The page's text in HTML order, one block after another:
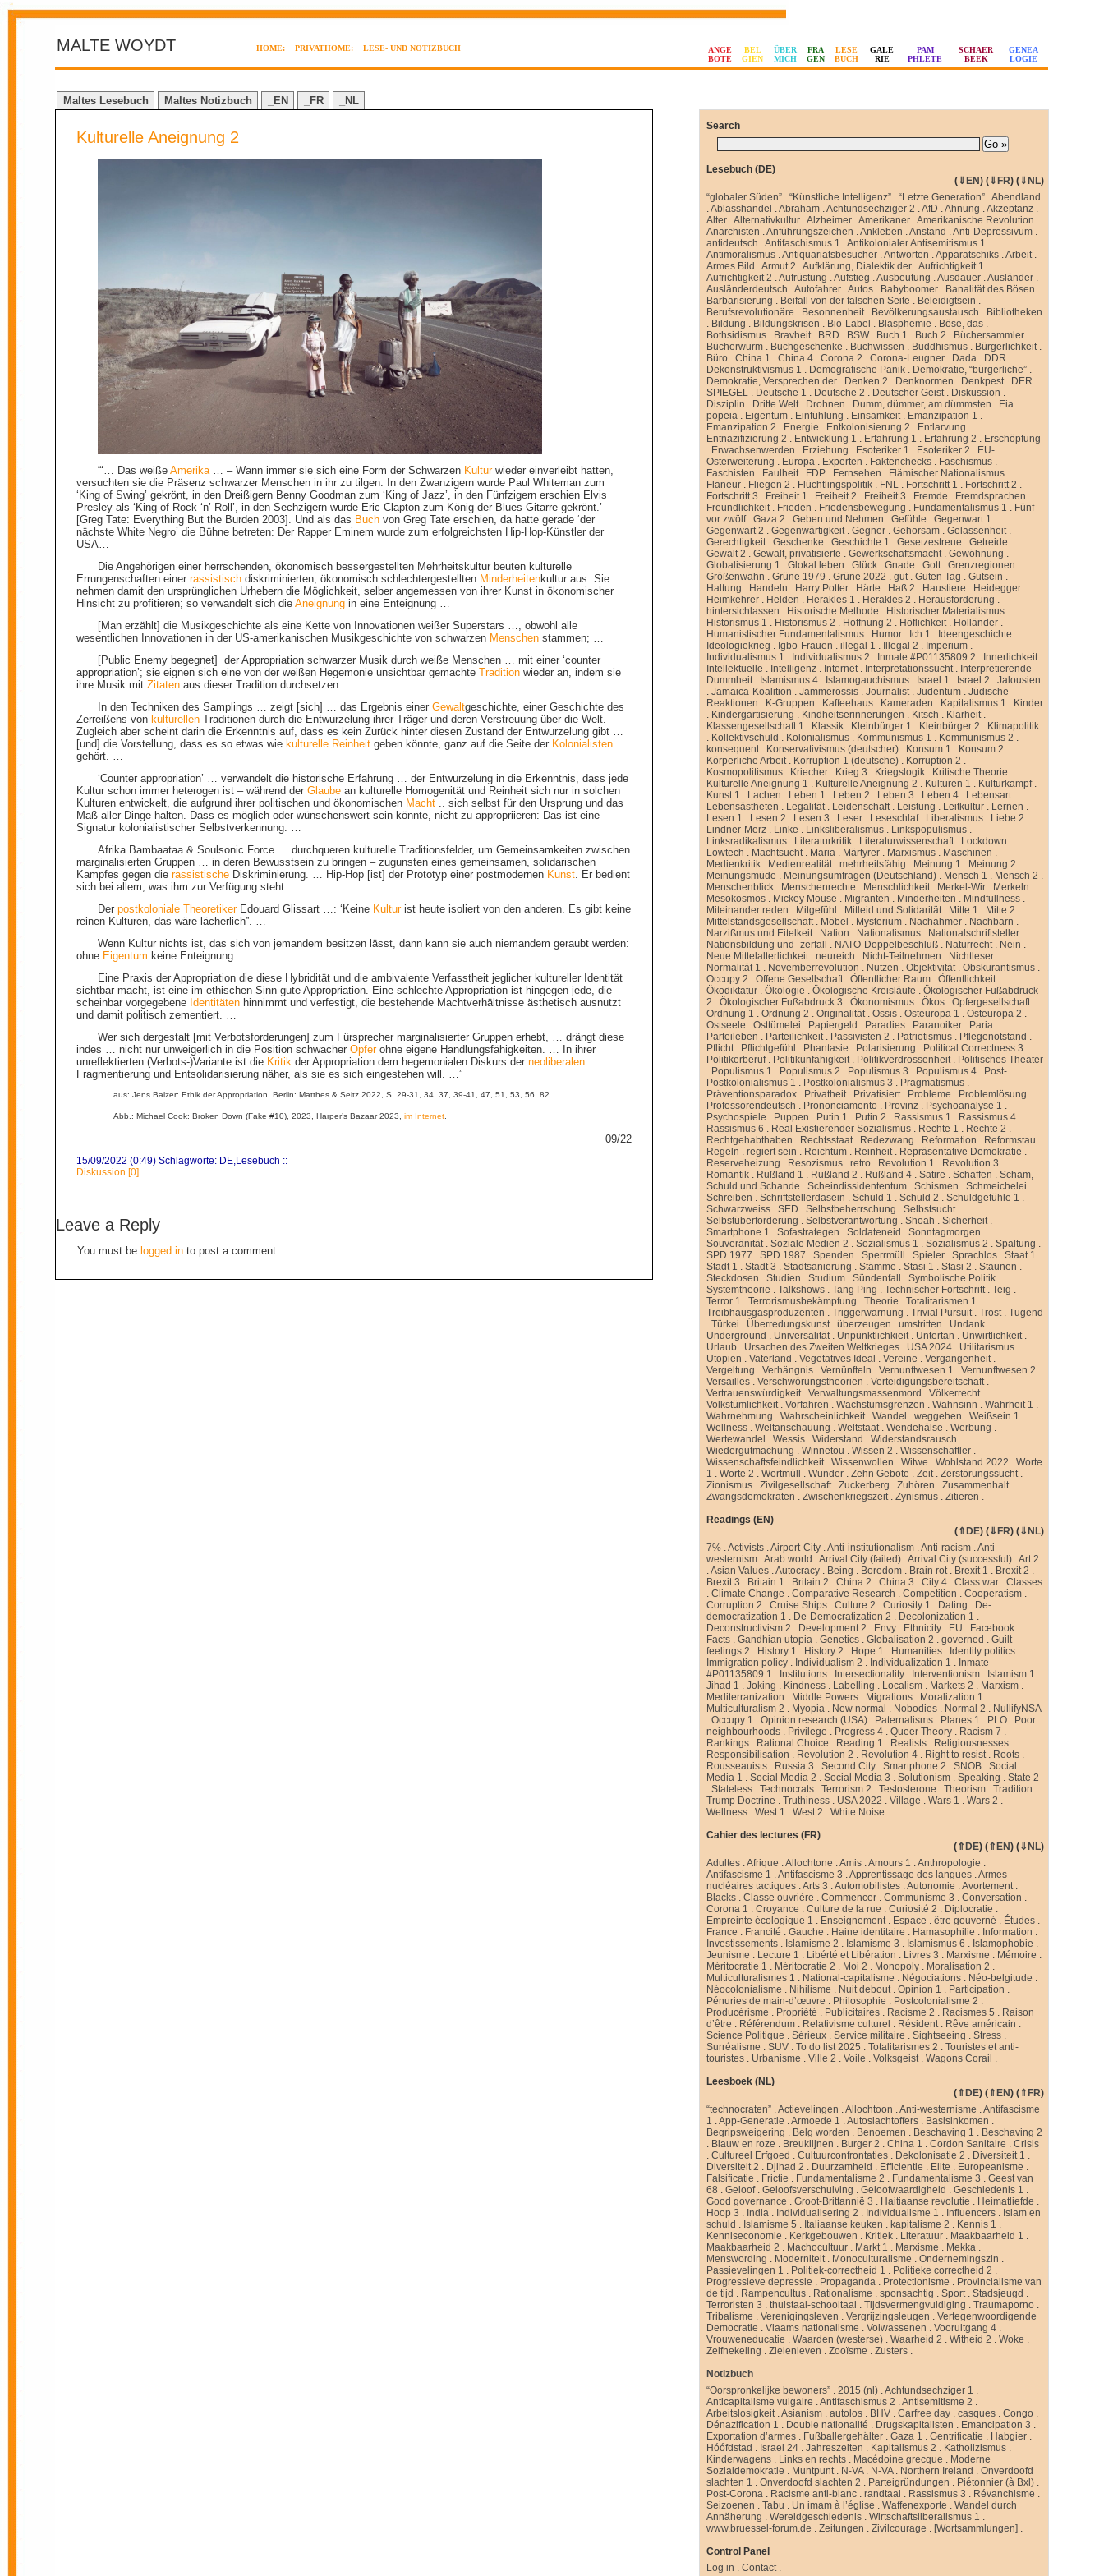
MALTE WOYDT HOME: PRIVATHOME: LESE- UND NOTIZBUCH
ANGE
BOTE
BEL
GIEN
ÜBER
MICH
FRA
GEN
LESE
BUCH
GALE
RIE
PAM
PHLETE
SCHAER
BEEK
GENEA
LOGIE
Maltes Lesebuch Maltes Notizbuch _EN _FR _NL
Kulturelle Aneignung 2
“‘… Das weißeAmerika… – Wann immer sie sich eine Form der Schwarzen Kulturwieder einverleibt hatten,
versuchten sie die Präsenz schwarzer Menschen in ihr zu tilgen. In den Zwanzigern wurde Paul Whiteman zum
‘King of Swing’ gekrönt, in den Dreißigern Benny Goodman zum ‘King of Jazz’, in den Fünfzigern erschien Elvis
Presley als ‘King of Rock ‘n’ Roll’, in den Sechzigern wurde Eric Clapton zum König der Blues-Gitarre gekrönt.’
[Greg Tate: Everything But the Burden 2003]. Und als das Buch von Greg Tate erschien, da hatte gerade ‘der
nächste White Negro’ die Bühne betreten: Der Rapper Eminem wurde zum erfolgreichsten Hip-Hop-Künstler der
USA…
Die Angehörigen einer herrschenden, ökonomisch bessergestellten Mehrheitskultur beuten kulturelle
Errungenschaften einerrassistisch diskriminierten, ökonomisch schlechtergestellten Minderheitenkultur aus. Sie
nehmen damit den ursprünglichen Urhebern die Möglichkeit, selber angemessen von ihrer Kunst in ökonomischer
Hinsicht zu profitieren; so verwandelt sich dieAneignung in eine Enteignung …
[Man erzählt] die Musikgeschichte als eine Kette von Innovationen weißer Superstars …, obwohl alle
wesentlichen Innovationen in der US-amerikanischen Musikgeschichte von schwarzen Menschen stammen; …
[Public Enemy begegnet] der Appropriation schwarzer Musik durch weiße Menschen … mit einer ‘counter
appropriation’; sie eignen sich eine von der weißen Hegemonie unsichtbar gemachteTradition wieder an, indem sie
ihre Musik mitZitaten aus dieser Tradition durchsetzen. …
In den Techniken des Samplings … zeigt [sich] … das Ergebnis einerGewaltgeschichte, einer Geschichte des
Zerreißens von kulturellen Traditionen durch die Entwurzelung ihrer Träger und deren Verstreuung über die Welt.
Zugleich aber scheint darin die Erkenntnis auf, dass es kein Zurück hinter diesen Zustand der Entwurzelung gibt …
[und] die Vorstellung, dass es so etwas wie kulturelle Reinheit geben könnte, ganz auf die Seite der Kolonialisten
gehört. …
‘Counter appropriation’ … verwandelt die historische Erfahrung … der Entwurzelung in die Erkenntnis, dass jede
Kultur schon immer heterogen ist – während derGlaube an kulturelle Homogenität und Reinheit sich nur in solchen
Kulturen entwickelt, die aufgrund ihrer politischen und ökonomischen Macht .. sich selbst für den Ursprung und das
Maß aller Dinge halten. Dass es möglich oder wünschenswert sein könnte, nicht zu appropriieren: Das ist eine
Signatur kolonialistischer Selbstverkennung. …
Afrika Bambaataa & Soulsonic Force … durchqueren kulturelle Traditionsfelder, um Gemeinsamkeiten zwischen
marginalisierten Gruppen … in deren Bewusstsein zu bringen – zugunsten eines gemeinsamen, solidarischen
Kampfes gegen dierassistische Diskriminierung. … Hip-Hop [ist] der Prototyp einer postmodernen Kunst. Er bedient
sich bei allem, was ihm zur Verfügung steht. …
Derpostkoloniale TheoretikerEdouard Glissart …: ‘Keine Kulturist heute isoliert von den anderen. Es gibt keine
reinen Kulturen, das wäre lächerlich”. …
Wenn Kultur nichts ist, das sich von jemandem besitzen lässt, dann kann sie auch niemandem geraubt werden:
ohne Eigentum keine Enteignung. …
Eine Praxis der Appropriation die diese Hybridität und die ambivalente Verfasstheit jeglicher kultureller Identität
sichtbar macht, ist eine im ethischen Sinn gute Appropriation. Eine schlechte Appropriation ist hingegen jede, die
scheinbar vorgegebene Identitäten hinnimmt und verfestigt, die bestehende Machtverhältnisse ästhetisch ausnutzt
und damit politisch zementiert. …
Wer sich dergestalt [mit Verbotsforderungen] zum Fürsprecher marginalisierter Gruppen erhebt, … drängt diese
indes … nicht nur unweigerlich in die Position schwacherOpferohne eigene Handlungsfähigkeiten. … In ihrer
unreflektierten (Verbots-)Variante ist die Kritik der Appropriation dem hegemonialen Diskurs derneoliberalen
Fragmentierung und Entsolidarisierung näher, als sie es sich eingestehen will. …”
aus: Jens Balzer: Ethik der Appropriation. Berlin: Matthes & Seitz 2022, S. 29-31, 34, 37, 39-41, 47, 51, 53, 56, 82
Abb.: Michael Cook: Broken Down (Fake #10), 2023, Harper’s Bazaar 2023, im Internet.
09/22
15/09/2022 (0:49) Schlagworte: DE,Lesebuch ::
Diskussion [0]
Leave a Reply
You must be logged in to post a comment.
Search
Lesebuch (DE)
(⇓EN) (⇓FR) (⇓NL)
“globaler Süden” .“Künstliche Intelligenz” .“Letzte Generation” .Abendland
.Ablasshandel .Abraham .Achtundsechziger 2 .AfD .Ahnung .Akzeptanz .
Alter .Alternativkultur .Alzheimer .Amerikaner .Amerikanische Revolution .
Anarchisten .Anführungszeichen .Ankleben .Anstand .Anti-Depressivum .
antideutsch .Antifaschismus 1 .Antikolonialer Antisemitismus 1 .
Antimoralismus .Antiquariatsbesucher .Antworten .Apparatschiks .Arbeit.
Armes Bild .Armut 2 .Aufklärung, Dialektik der .Aufrichtigkeit 1 .
Aufrichtigkeit 2 .Aufrüstung .Aufstieg .Ausbeutung .Ausdauer .Ausländer .
Ausländerdeutsch .Autofahrer .Autos . Babyboomer . Banalität des Bösen .
Barbarisierung . Beifall von der falschen Seite . Beleidigtsein .
Berufsrevolutionäre . Besonnenheit. Bevölkerungsaustausch . Bibliotheken
. Bildung . Bildungskrisen . Bio-Label . Blasphemie . Böse, das .
Bothsidismus . Bravheit. BRD . BSW. Buch 1 . Buch 2 . Büchersammler .
Bücherwurm . Buchgeschenke . Buchwissen . Buddhismus . Bürgerlichkeit.
Büro .China 1 .China 4 .Corona 2 .Corona-Leugner . Dada . DDR .
Dekonstruktivismus 1 . Demografische Panik . Demokratie, “bürgerliche” .
Demokratie, Versprechen der . Denken 2 . Denknormen . Denkpest. DER
SPIEGEL . Deutsche 1 . Deutsche 2 . Deutscher Geist. Diskussion .
Disziplin . Dritte Welt. Drohnen . Dumm, dümmer, am dümmsten . Eia
popeia . Eigentum . Einfühlung . Einsamkeit. Emanzipation 1 .
Emanzipation 2 . Energie . Entkolonisierung 2 . Entlarvung .
Entnazifizierung 2 . Entwicklung 1 . Erfahrung 1 . Erfahrung 2 . Erschöpfung
. Erwachsenwerden . Erziehung . Esoteriker 1 . Esoteriker 2 . EU-
Osterweiterung . Europa . Experten . Faktenchecks . Faschismus .
Faschisten . Faulheit. FDP . Fernsehen . Flämischer Nationalismus .
Flaneur . Fliegen 2 . Flüchtlingspolitik . FNL . Fortschritt 1 . Fortschritt 2 .
Fortschritt 3 . Freiheit 1 . Freiheit 2 . Freiheit 3 . Fremde . Fremdsprachen .
Freundlichkeit. Frieden . Friedensbewegung . Fundamentalismus 1 . Fünf
vor zwölf.Gaza 2 .Geben und Nehmen .Gefühle .Gegenwart 1 .
Gegenwart 2 .Gegenwärtigkeit.Gegner .Gehorsam .Gelassenheit.
Gerechtigkeit.Geschenke .Geschichte 1 .Gesetzestreue .Getreide .
Gewalt 2 .Gewalt, privatisierte .Gewerkschaftsmacht.Gewöhnung .
Globalisierung 1 .Glokal leben .Glück .Gnade .Gott.Grenzregionen .
Größenwahn .Grüne 1979 .Grüne 2022 .gut.Guten Tag .Gutsein .
Haltung . Handeln . Harry Potter . Härte . Haß 2 . Haustiere . Heidegger .
Heimkehrer . Helden . Herakles 1 . Herakles 2 . Herausforderung .
hintersichlassen . Historische Methode . Historischer Materialismus .
Historismus 1 . Historismus 2 . Hoffnung 2 . Höflichkeit. Holländer .
Humanistischer Fundamentalismus . Humor . Ich 1 . Ideengeschichte .
Ideologiekrieg . Igbo-Frauen .illegal 1 . Illegal 2 . Imperium .
Individualismus 1 . Individualismus 2 . Inmate #P01135809 2 . Innerlichkeit.
Intellektuelle . Intelligenz . Internet. Interpretationssucht. Interpretierende
Dummheit. Islamismus 4 . Islamogauchismus . Israel 1 . Israel 2 .Jalousien
.Jamaica-Koalition .Jammerossis .Journalist.Judentum .Jüdische
Reaktionen . K-Gruppen . Kaffeehaus . Kameraden . Kapitalismus 1 . Kinder
. Kindergartisierung . Kindheitserinnerungen . Kitsch . Klarheit.
Klassengesellschaft 1 . Klassik . Kleinbürger 1 . Kleinbürger 2 . Klimapolitik
. Kollektivschuld . Kolonialismus . Kommunismus 1 . Kommunismus 2 .
konsequent. Konservativismus (deutscher) . Konsum 1 . Konsum 2 .
Körperliche Arbeit. Korruption 1 (deutsche) . Korruption 2 .
Kosmopolitismus . Kriecher . Krieg 3 . Kriegslogik . Kritische Theorie .
Kulturelle Aneignung 1 . Kulturelle Aneignung 2 . Kulturen 1 . Kulturkampf.
Kunst 1 . Lachen . Leben 1 . Leben 2 . Leben 3 . Leben 4 . Lebensart.
Lebensästheten . Legalität. Leidenschaft. Leistung . Leitkultur . Lernen .
Lesen 1 . Lesen 2 . Lesen 3 . Leser . Leseschlaf. Liberalismus . Liebe 2 .
Lindner-Merz . Linke . Linksliberalismus . Linkspopulismus .
Linksradikalismus . Literaturkritik . Literaturwissenschaft. Lockdown .
Lowtech . Machtsucht. Maria . Märtyrer . Marxismus . Maschinen .
Medienkritik . Medienrealität.mehrheitsfähig . Meinung 1 . Meinung 2 .
Meinungsmüde . Meinungsumfragen (Deutschland) . Mensch 1 . Mensch 2 .
Menschenblick . Menschenrechte . Menschlichkeit. Merkel-Wir . Merkeln .
Mesokosmos . Mickey Mouse . Migranten . Minderheiten . Mindfullness .
Miteinander reden . Mitgefühl . Mitleid und Solidarität. Mitte 1 . Mitte 2 .
Mittelstandsgesellschaft. Möbel . Mysterium . Nachahmer . Nachbarn .
Narzißmus und Eitelkeit. Nation . Nationalismus . Nationalschriftsteller .
Nationsbildung und -zerfall
. NATO-Doppelbeschluß . Naturrecht. Nein .
Neue Mittelalterlichkeit.neureich . Nicht-Teilnehmen . Nichtleser .
Normalität 1 . Novemberrevolution . Nutzen .Objektivität.Obskurantismus .
Occupy 2 .Offene Gesellschaft.Öffentlicher Raum .Öffentlichkeit.
Ökodiktatur .Ökologie .Ökologische Kreisläufe .Ökologischer Fußabdruck
2 .Ökologischer Fußabdruck 3 .Ökonomismus .Ökos .Opfergesellschaft.
Ordnung 1 .Ordnung 2 .Originalität.Ossis .Osteuropa 1 .Osteuropa 2 .
Ostseele .Osttümelei . Papiergeld . Paradies . Paranoiker . Paria .
Parteileben . Parteilichkeit. Passivisten 2 . Patriotismus . Pflegenotstand .
Pflicht. Pflichtgefühl . Phantasie . Polarisierung . Political Correctness 3 .
Politikerberuf. Politikunfähigkeit. Politikverdrossenheit. Politisches Theater
. Populismus 1 . Populismus 2 . Populismus 3 . Populismus 4 . Post- .
Postkolonialismus 1 . Postkolonialismus 3 . Pragmatismus .
Präventionsparadox . Privatheit. Privatisiert. Probleme . Problemlösung .
Professorendeutsch . Prononciamento . Provinz . Psychoanalyse 1 .
Psychospiele . Puppen . Putin 1 . Putin 2 . Rassismus 1 . Rassismus 4 .
Rassismus 6 . Real Existierender Sozialismus . Rechte 1 . Rechte 2 .
Rechtgehabthaben . Rechtsstaat. Redezwang . Reformation . Reformstau .
Regeln .regiert sein . Reichtum . Reinheit. Repräsentative Demokratie .
Reserveheizung . Resozismus .retro . Revolution 1 . Revolution 3 .
Romantik . Rußland 1 . Rußland 2 . Rußland 4 .Satire .Schaffen .Scham,
Schuld und Schande .Scheindissidententum .Schismen .Schmeichelei .
Schreiben .Schriftstellerdasein .Schuld 1 .Schuld 2 .Schuldgefühle 1 .
Schwarzweiss .SED .Selbstbeherrschung .Selbstsucht.
Selbstüberforderung .Selbstverantwortung .Shoah .Sicherheit.
Smartphone 1 .Sofastrategen .Soldateneid .Sonntagmorgen .
Souveränität.Soziale Medien 2 .Sozialismus 1 .Sozialismus 2 .Spaltung .
SPD 1977 .SPD 1987 .Spenden .Sperrmüll .Spieler .Sprachlos .Staat 1 .
Stadt 1 .Stadt 3 .Stadtsanierung .Stämme .Stasi 1 .Stasi 2 .Staunen .
Steckdosen .Studien .Studium .Sündenfall .Symbolische Politik .
Systemtheorie .Talkshows .Tang Ping .Technischer Fortschritt.Teig .
Terror 1 .Terrorismusbekämpfung .Theorie .Totalitarismen 1 .
Treibhausgasproduzenten .Triggerwarnung .Trivial Pursuit.Trost.Tugend
.Türkei . Überredungskunst.überzeugen .umstritten . Undank .
Underground . Universalität. Unpünktlichkieit. Untertan . Unwirtlichkeit.
Urlaub . Ursachen des Zweiten Weltkrieges . USA 2024 . Utilitarismus .
Utopien .Vaterland .Vegetatives Ideal .Vereine .Vergangenheit.
Vergeltung .Verhängnis .Vernünfteln .Vernunftwesen 1 .Vernunftwesen 2 .
Versailles .Verschwörungstheorien .Verteidigungsbereitschaft.
Vertrauenswürdigkeit.Verwaltungsmassenmord .Völkerrecht.
Volkstümlichkeit.Vorfahren .Wachstumsgrenzen .Wahnsinn .Wahrheit 1 .
Wahrnehmung .Wahrscheinlichkeit.Wandel .weggehen .Weißsein 1 .
Wellness .Weltanschauung .Weltstaat.Wendehälse .Werbung .
Wertewandel .Wessis .Widerstand .Widerstandsrausch .
Wiedergutmachung .Winnetou .Wissen 2 .Wissenschaftler .
Wissenschaftsfeindlichkeit.Wissenwollen .Witwe .Wohlstand 2022 .Worte
1 .Worte 2 .Wortmüll .Wunder .Zehn Gebote .Zeit.Zerstörungssucht.
Zionismus .Zivilgesellschaft.Zuckerberg .Zuhören .Zusammenhalt.
Zwangsdemokraten .Zwischenkriegszeit.Zynismus .Zitieren .
Readings (EN)
(⇑DE) (⇓FR) (⇓NL)
7% .Activists .Airport-City .Anti-institutionalism .Anti-racism .Anti-
westernism .Arab world .Arrival City (failed) .Arrival City (successful) .Art 2
.Asian Values .Autocracy . Being . Boredom . Brain rot. Brexit 1 . Brexit 2 .
Brexit 3 . Britain 1 . Britain 2 .China 2 .China 3 .City 4 .Class war .Classes
.Climate Change .Comparative Research .Competition .Cooperatism .
Corruption 2 .Cruise Ships .Culture 2 .Curiosity 1 . Dating . De-
democratization 1 . De-Democratization 2 . Decolonization 1 .
Deconstructivism 2 . Development 2 . Envy . Ethnicity . EU . Facebook .
Facts .Gandhian utopia .Genetics .Globalisation 2 .governed .Guilt
feelings 2 . History 1 . History 2 . Hope 1 . Humanities . Identity politics .
Immigration policy . Individualism 2 . Individualization 1 . Inmate
#P01135809 1 . Institutions . Intersectionality . Interventionism . Islamism 1 .
Jihad 1 .Joking . Kindness . Labelling . Localism . Markets 2 . Marxism .
Mediterranization . Middle Powers . Migrations . Moralization 1 .
Multiculturalism 2 . Myopia . New normal . Nobodies . Normal 2 . NullifyNSA
.Occupy 1 .Opinion research (USA) . Paternalisms . Planes 1 . PLO . Poor
neighbourhoods . Privilege . Progress 4 .Queer Theory . Racism 7 .
Rankings . Rational Choice . Reading 1 . Realists . Religiousnesses .
Responsibilisation . Revolution 2 . Revolution 4 . Right to resist. Roots .
Rousseauists . Russia 3 .Second City .Smartphone 2 .SNOB .Social
Media 1 .Social Media 2 .Social Media 3 .Solutionism .Speaking .State 2
.Stateless .Technocrats .Terrorism 2 .Testosterone .Theorism .Tradition .
Trump Doctrine .Truthiness . USA 2022 .Village .Wars 1 .Wars 2 .
Wellness .West 1 .West 2 .White Noise .
Cahier des lectures (FR)
(⇑DE) (⇑EN) (⇓NL)
Adultes .Afrique .Allochtone .Amis .Amours 1 .Anthropologie .
Antifascisme 1 .Antifascisme 3 .Apprentissage des langues .Armes
nucléaires tactiques .Arts 3 .Automobilistes .Autonomie .Avortement.
Blacks .Classe ouvrière .Commencer .Communisme 3 .Conversation .
Corona 1 .Croyance .Culture de la rue .Curiosité 2 . Diplocratie .
Empreinte écologique 1 . Enseignement. Espace .être gouverné . Études .
France . Francité .Gauche . Haine identitaire . Hamasophilie . Information .
Investissements . Islamisme 2 . Islamisme 3 . Islamismus 6 . Islamophobie .
Jeunisme . Lecture 1 . Libérté et Libération . Livres 3 . Marxisme . Mémoire .
Méritocratie 1 . Méritocratie 2 . Moi 2 . Monopoly . Moralisation 2 .
Multiculturalismes 1 . National-capitalisme . Négociations . Néo-belgitude .
Néocolonialisme . Nihilisme . Nuit debout.Opinion 1 . Participation .
Pénuries de main-d’œuvre . Philosophie . Postcolonialisme 2 .
Producérisme . Propriété . Publicitaires . Racisme 2 . Racismes 5 . Raison
d’être . Référendum . Relativisme culturel . Résident. Rêve américain .
Science Politique .Sérieux .Service militaire .Sightseeing .Stress .
Surréalisme .SUV .To do list 2025 .Totalitarismes 2 .Touristes et anti-
touristes . Urbanisme .Ville 2 .Voile .Volksgeist.Wagons Corail .
Leesboek (NL)
(⇑DE) (⇑EN) (⇑FR)
“technocraten” .Actievelingen .Allochtoon .Anti-westernisme .Antifascisme
1 .App-Generatie .Armoede 1 .Autoslachtoffers . Basisinkomen .
Begripsweigering . Belg worden . Benoemen . Beschaving 1 . Beschaving 2
. Blauw en roze . Breuklijnen . Burger 2 .China 1 .Cordon Sanitaire .Crisis
.Cultureel Erfgoed .Cultuurconfrontaties . Dekolonisatie 2 . Diversiteit 1 .
Diversiteit 2 . Djihad 2 . Duurzamheid . Efficientie . Elite . Europeanisme .
Falsificatie . Frictie . Fundamentalisme 2 . Fundamentalisme 3 .Geest van
68 .Geloof.Geloofsverschuiving .Geloofwaardigheid .Geschiedenis 1 .
Good governance .Groot-Brittannië 3 . Haitiaanse revolutie . Heimatliefde .
Hoop 3 . India . Individualisering 2 . Individualisme 1 . Influencers . Islam en
schuld . Islamisme 5 . Italiaanse keuken . kapitalisme 2 . Kennis 1 .
Kenniseconomie . Kerkgebouwen . Kritiek . Literatuur . Maakbaarheid 1 .
Maakbaarheid 2 . Machocultuur . Markt 1 . Marxisme . Mekka .
Menswording . Moderniteit. Monoculturalisme .Ondernemingszin .
Passievelingen 1 . Politiek-correctheid 1 . Politieke correctheid 2 .
Progressieve depressie . Propaganda . Protectionisme . Provincialisme van
de tijd . Rampencultus . Rationalisme .sponsachtig .Sport.Stadsjeugd .
Terroristen 3 .thuistaal-schooltaal .Tijdsvermengvuldiging .Traumaporno .
Tribalisme .Verenigingsleven .Vergrijzingsleugen .Vertegenwoordigende
Democratie .Vlaams nationalisme .Volwassenen .Vooruitgang 4 .
Vrouweneducatie .Waarden (westerse) .Waarheid 2 .Witheid 2 .Woke .
Zelfhekeling .Zielenleven .Zooïsme .Zusters .
Notizbuch
“Oorspronkelijke bewoners” .2015 (nl) .Achtundsechziger 1 .
Anticapitalisme vulgaire .Antifaschismus 2 .Antisemitisme 2 .
Arbeitslosigkeit.Asianism .autolos . BHV .Carfree day .casques .Congo .
Dénazification 1 . Double nationalité . Drugskapitalisten . Emancipation 3 .
Exportation d’armes . Fußballergehälter .Gaza 1 .Gentrificatie . Habgier .
Hóófdstad . Israel 24 .Jahreszeiten . Kapitalismus 2 . Katholizismus .
Kinderwagens . Links en rechts . Macédoine grecque . Moderne
Sozialdemokratie . Muntpunt. N-VA. N-VA. Northern Ireland .Onverdoofd
slachten 1 .Onverdoofd slachten 2 . Parteigründungen . Piétonnier (à Bxl) .
Post-Corona . Racisme anti-blanc .randtaal . Rassismus 3 . Révanchisme .
Seizoenen .Tabu . Un imam à l’église .Waffenexporte .Wandel durch
Annäherung .Wereldgeschiedenis .Wirtschaftsliberalismus 1 .
www.bruessel-forum.de .Zeitungen .Zivilcourage . [Wortsammlungen] .
Control Panel
Log in .Contact.